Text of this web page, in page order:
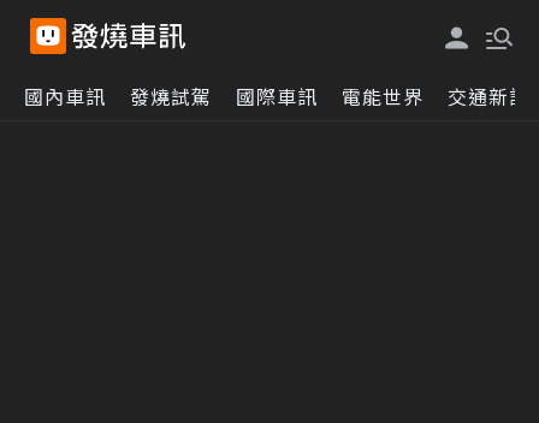
國內車訊 發燒試駕 國際車訊 電能世界 交通新訊